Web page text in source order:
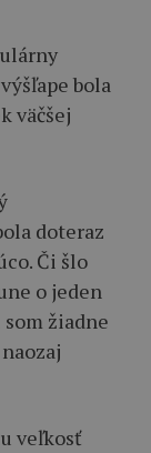
bola
väčšej
doteraz
Či šlo
o jeden
žiadne
veľkosť